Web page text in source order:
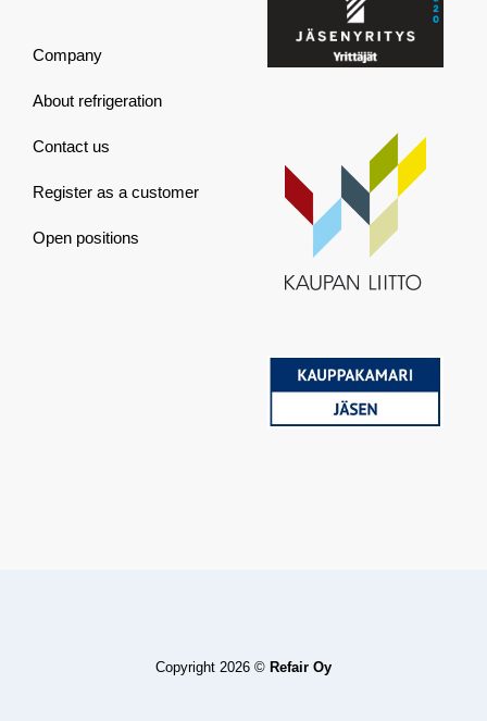
Company
About refrigeration
Contact us
Register as a customer
Open positions
Copyright 2026 © Refair Oy